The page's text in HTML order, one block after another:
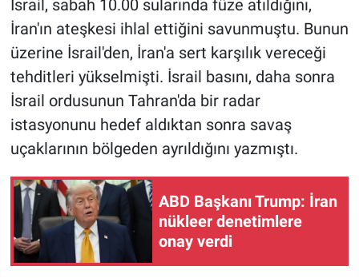
İsrail, sabah 10.00 sularında füze atıldığını,
İran'ın ateşkesi ihlal ettiğini savunmuştu. Bunun
üzerine İsrail'den, İran'a sert karşılık vereceği
tehditleri yükselmişti. İsrail basını, daha sonra
İsrail ordusunun Tahran'da bir radar
istasyonunu hedef aldıktan sonra savaş
uçaklarının bölgeden ayrıldığını yazmıştı.
ABD Başkanı Trump: İran
nükleer denetimlere
onay verdi